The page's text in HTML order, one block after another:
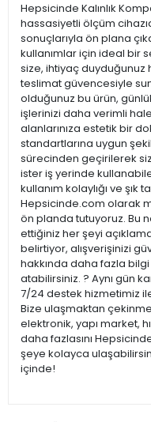
Hepsicinde Kalınlık
hassasiyetli ölçüm
sonuçlarıyla ön plana
kullanımlar için ideal bir
size, ihtiyaç duyduğunuz
teslimat güvencesiyle
olduğunuz bu ürün,
işlerinizi daha verimli
alanlarınıza estetik bir
standartlarına uygun
sürecinden geçirilerek
ister iş yerinde
kullanım kolaylığı ve şık
Hepsicinde.com olarak
ön planda tutuyoruz. Bu
ettiğiniz her şeyi
belirtiyor, alışverişinizi
hakkında daha fazla
atabilirsiniz. ? Aynı gün
7/24 destek hizmetimiz ile
Bize ulaşmaktan
elektronik, yapı market,
daha fazlasını
şeye kolayca
içinde!